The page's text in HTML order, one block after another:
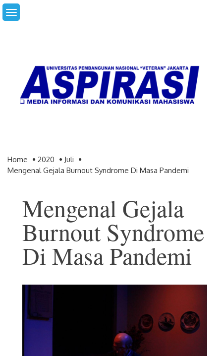
Skip
to
Home 2020
Juli
Mengenal Gejala Burnout Syndrome Di Masa Pandemi
Mengenal Gejala
Burnout Syndrome
Di Masa Pandemi